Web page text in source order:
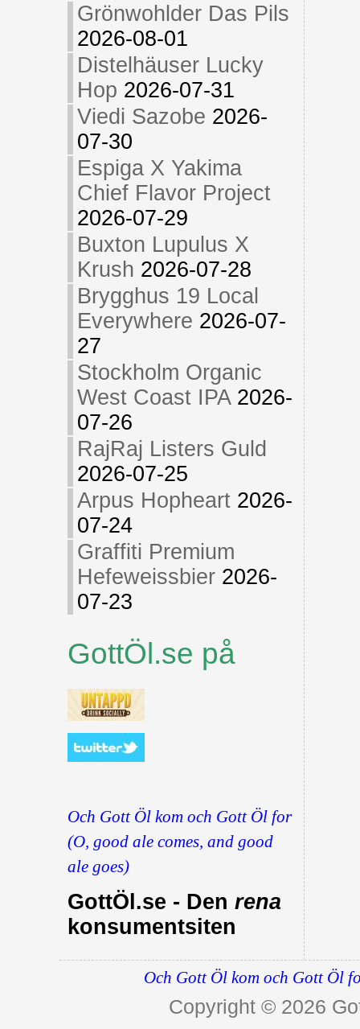
Grönwohlder Das Pils
2026-08-01
Distelhäuser Lucky
Hop 2026-07-31
Viedi Sazobe 2026-
07-30
Espiga X Yakima
Chief Flavor Project
2026-07-29
Buxton Lupulus X
Krush 2026-07-28
Brygghus 19 Local
Everywhere 2026-07-
27
Stockholm Organic
West Coast IPA 2026-
07-26
RajRaj Listers Guld
2026-07-25
Arpus Hopheart 2026-
07-24
Graffiti Premium
Hefeweissbier 2026-
07-23
GottÖl.se på
Och Gott Öl kom och Gott Öl for
(O, good ale comes, and good
ale goes)
GottÖl.se - Den rena
konsumentsiten
Och Gott Öl kom och Gott Öl
Copyright © 2026